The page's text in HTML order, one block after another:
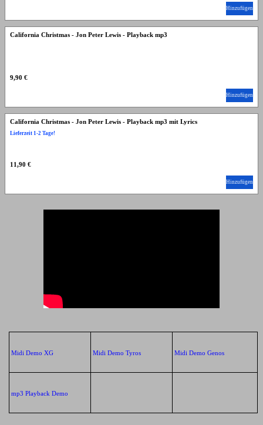
Hinzufügen
California Christmas - Jon Peter Lewis - Playback mp3
9,90 €
Hinzufügen
California Christmas - Jon Peter Lewis - Playback mp3 mit Lyrics
Lieferzeit 1-2 Tage!
11,90 €
Hinzufügen
Midi Demo XG Midi Demo Tyros Midi Demo Genos
mp3 Playback Demo